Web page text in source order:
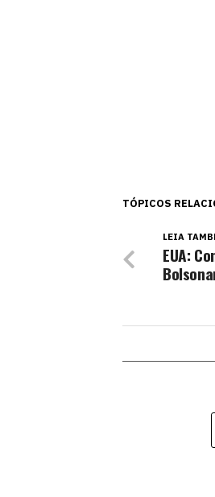
TÓPICOS
LEIA
EUA: